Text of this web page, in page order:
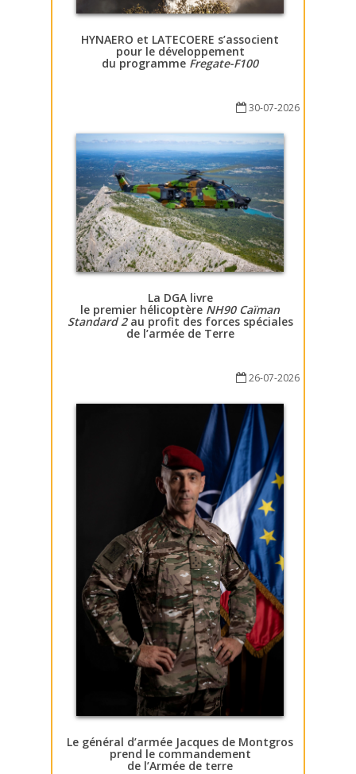
HYNAERO et LATECOERE s’associent
pour le développement
du programme Fregate-F100
30-07-2026
La DGA livre
le premier hélicoptère NH90 Caïman
Standard 2au profit des forces spéciales
de l’armée de Terre
26-07-2026
Le général d’armée Jacques de Montgros
prend le commandement
de l’Armée de terre